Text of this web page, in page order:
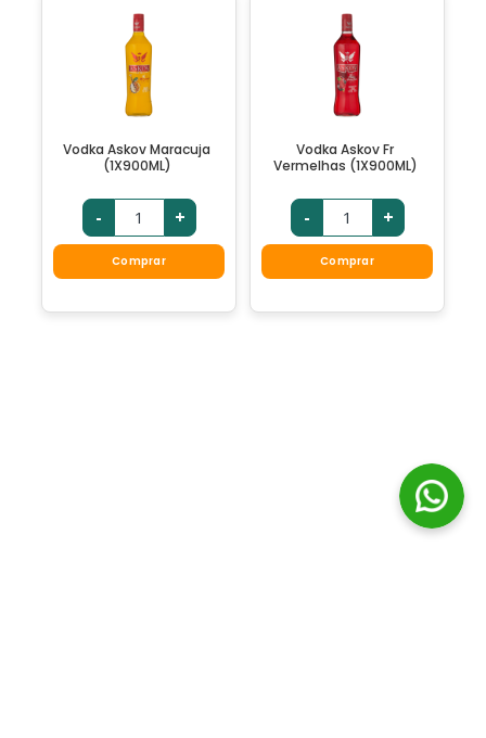
Vodka Askov Maracuja
(1X900ML)
- +
Comprar
Vodka Askov Fr
Vermelhas (1X900ML)
- +
Comprar